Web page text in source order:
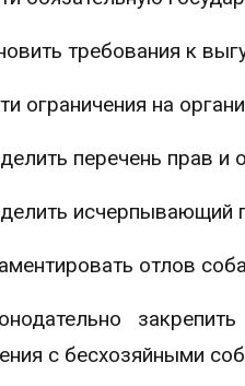
требования к
ограничения на
перечень прав и
исчерпывающий
отлов
с бесхозяйными